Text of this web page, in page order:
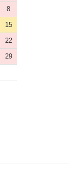
8
15
22
29